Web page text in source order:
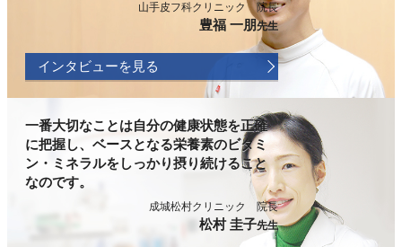
山手皮フ科クリニック 院長
豊福 一朋先生
インタビューを見る
一番大切なことは自分の健康状態を正確
に把握し、ベースとなる栄養素のビタミ
ン・ミネラルをしっかり摂り続けること
なのです。
成城松村クリニック 院長
松村 圭子先生